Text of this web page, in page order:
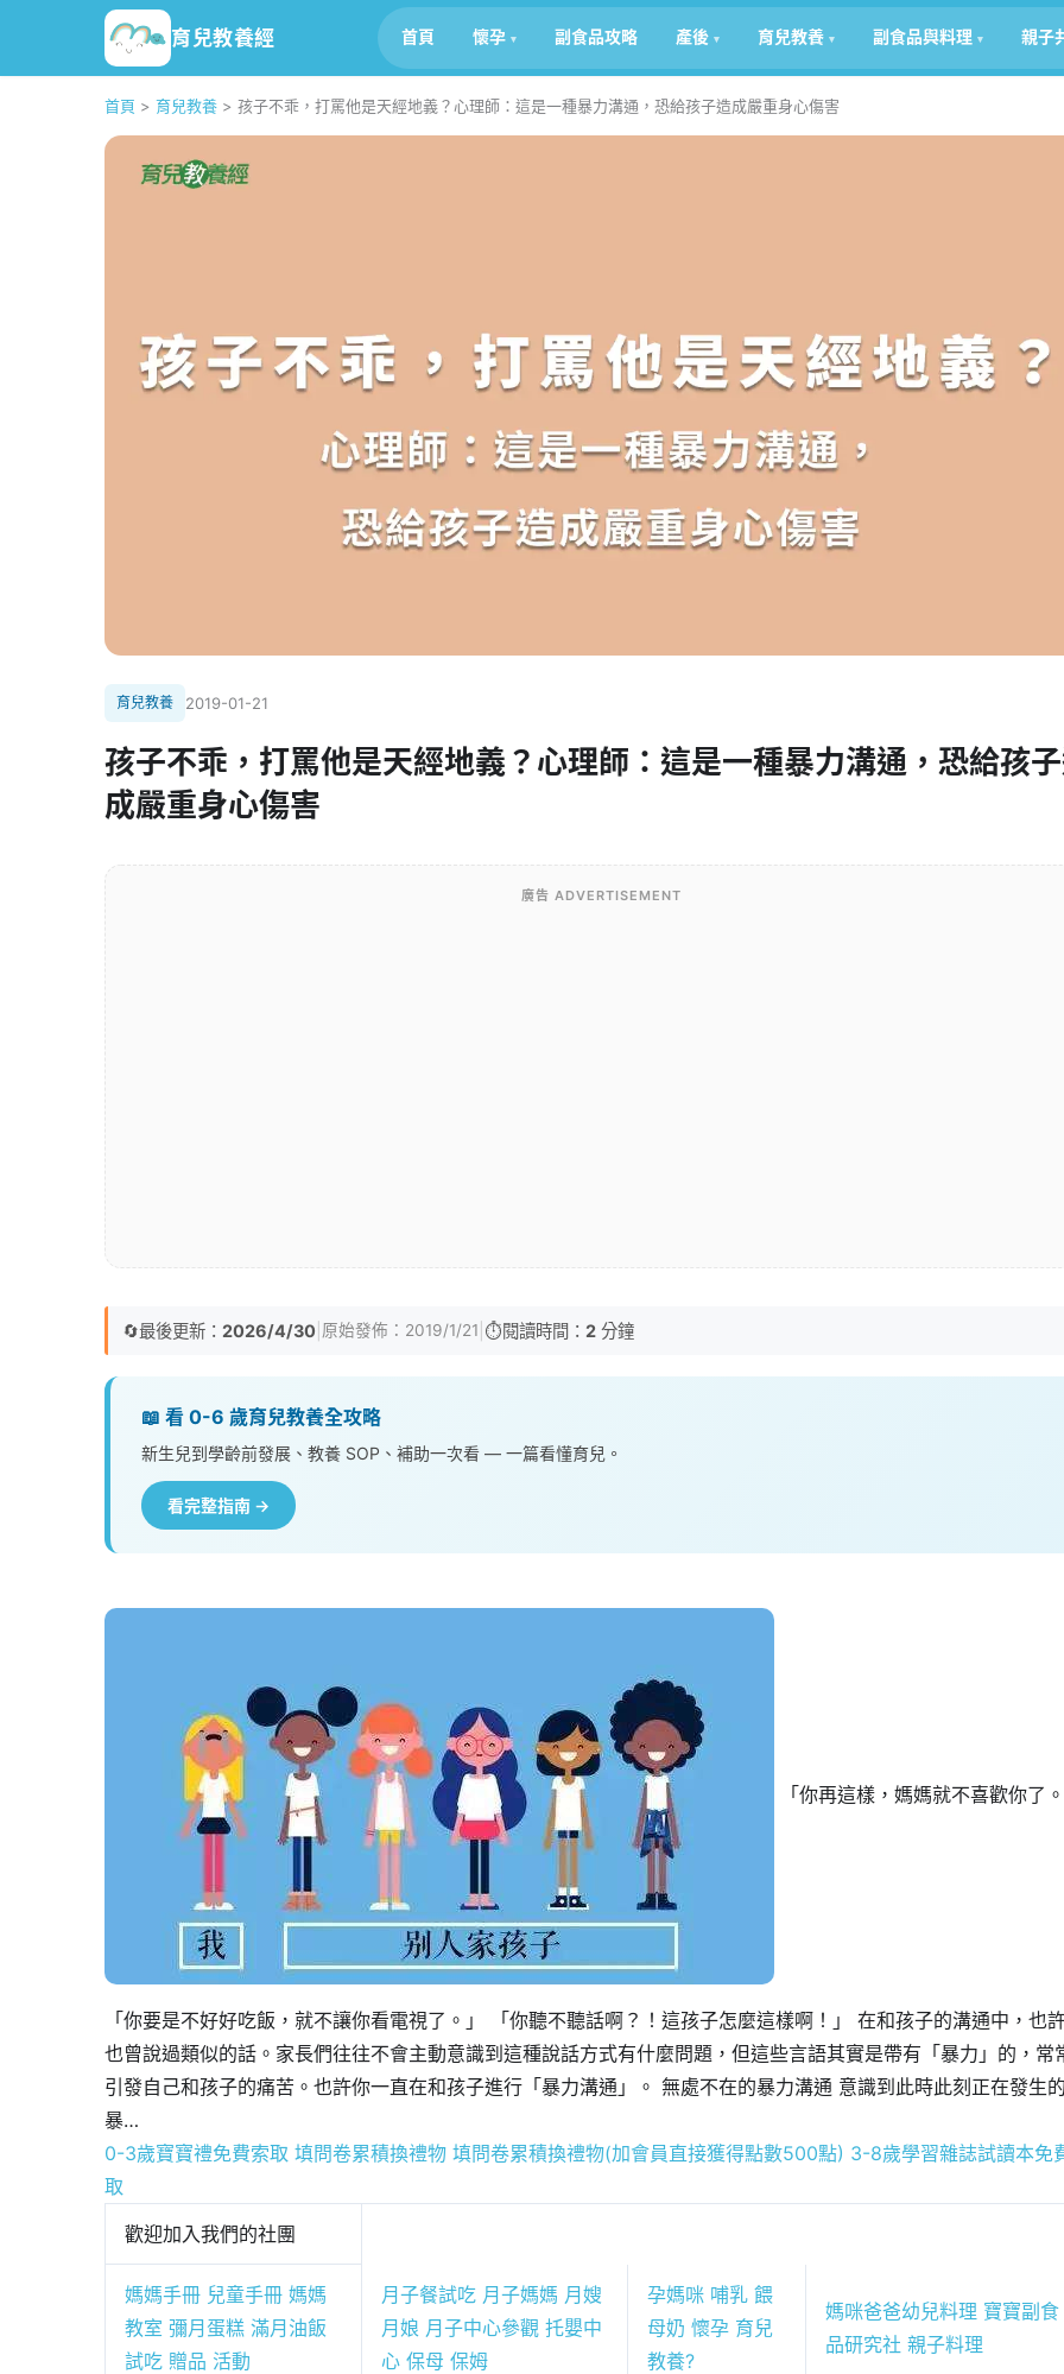
育兒教養經 首頁 懷孕 副食品攻略 產後 育兒教養 副食品與料理 親子
首頁 > 育兒教養 > 孩子不乖，打罵他是天經地義？心理師：這是一種暴力溝通，恐給孩子造成嚴重身心傷害
育兒教養 2019-01-21
孩子不乖，打罵他是天經地義？心理師：這是一種暴力溝通，恐給孩
成嚴重身心傷害
廣告 ADVERTISEMENT
🔄最後更新： 2026/4/30 原始發佈： 2019/1/21 ⏱️閱讀時間： 2 分鐘
📖 看 0-6 歲育兒教養全攻略
新生兒到學齡前發展、教養 SOP、補助一次看 — 一篇看懂育兒。
看完整指南 →
「你再這樣，媽媽就不喜歡你了
「你要是不好好吃飯，就不讓你看電視了。」 「你聽不聽話啊？！這孩子怎麼這樣啊！」 在和孩子的溝通中，也
也曾說過類似的話。家長們往往不會主動意識到這種說話方式有什麼問題，但這些言語其實是帶有「暴力」的，常
引發自己和孩子的痛苦。也許你一直在和孩子進行「暴力溝通」。 無處不在的暴力溝通 意識到此時此刻正在發生
暴…
0-3歲寶寶禮免費索取 填問卷累積換禮物 填問卷累積換禮物(加會員直接獲得點數500點) 3-8歲學習雜誌試讀本免
取
歡迎加入我們的社團
媽媽手冊 兒童手冊 媽媽
教室 彌月蛋糕 滿月油飯
試吃 贈品 活動
月子餐試吃 月子媽媽 月嫂
月娘 月子中心參觀 托嬰中
心 保母 保姆
孕媽咪 哺乳 餵
母奶 懷孕 育兒
教養?
媽咪爸爸幼兒料理 寶寶副食
品研究社 親子料理